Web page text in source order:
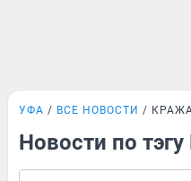
УФА ВСЕ НОВОСТИ
Новости по